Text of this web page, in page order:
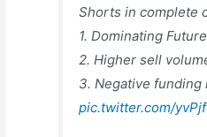
Shorts in complete
1. Dominating
2. Higher sell
3. Negative funding
pic.twitter.com/